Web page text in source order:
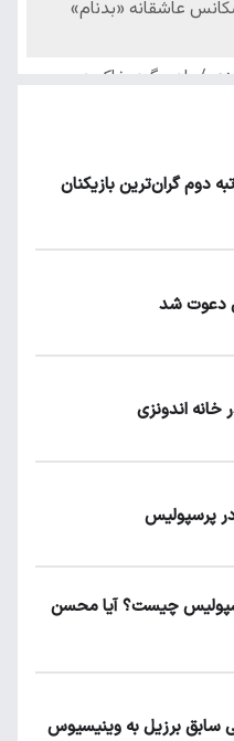
دوم گران‌ترین بازیکنان
دعوت شد
خانه اندونزی
در پرسپولیس
چیست؟ آیا محسن
سابق برزیل به وینیسیوس